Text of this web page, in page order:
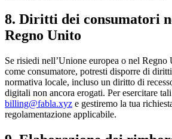
8. Diritti dei consumatori
Regno Unito
Se risiedi nell’Unione europea o nel
come consumatore, potresti disporre di
normativa locale, incluso un diritto di
digitali non ancora erogati. Per esercitare
billing@fabla.xyz e gestiremo la tua
regolamentazione applicabile.